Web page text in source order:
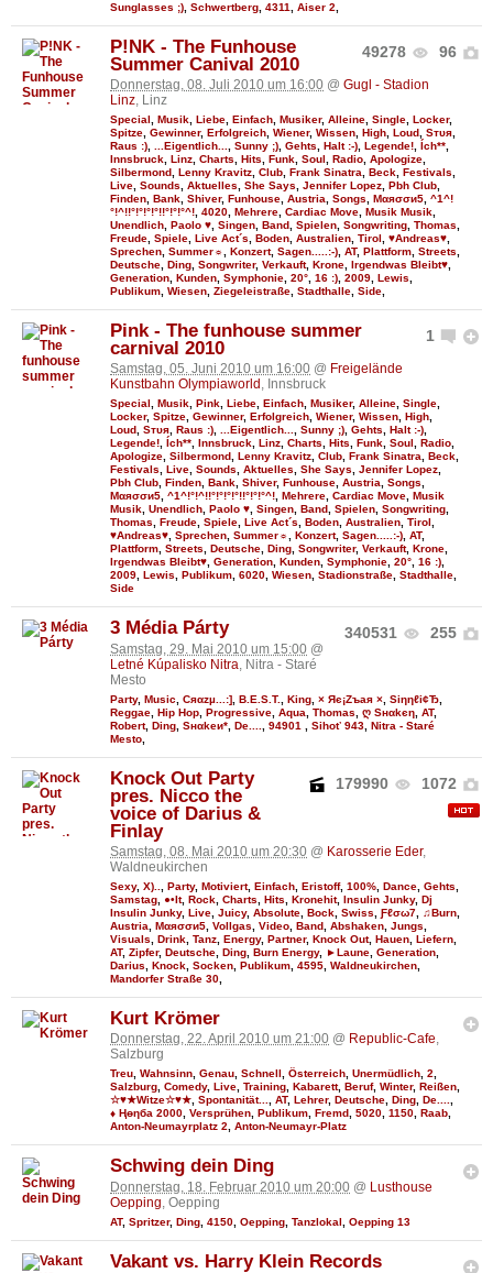
Sunglasses ;) Schwertberg 4311 Aiser 2
49278 96
P!NK - The Funhouse
Summer Canival 2010
Donnerstag, 08. Juli 2010 um 16:00 @ Gugl - Stadion
Linz, Linz
Special Musik Liebe Einfach Musiker, Alleine Single Locker,
Spitze Gewinner, Erfolgreich Wiener, Wissen High Loud Sтυя
Raus :)
...Eigentlich... Sunny ;) Gehts Halt :-) Legende! Ích**
Innsbruck Linz Charts Hits Funk Soul Radio Apologize
Silbermond Lenny Kravitz Club Frank Sinatra Beck Festivals
Live Sounds Aktuelles She Says Jennifer Lopez Pbh Club
Finden Bank Shiver, Funhouse Austria Songs Мαяσσи5 ^1^!
°!^!!°!°!°!°!!°!°!°^! 4020 Mehrere Cardiac Move Musik Musik
Unendlich Paolo ♥ Singen Band Spielen Songwriting Thomas
Freude Spiele Live Act´s Boden Australien Tirol ♥Andreas♥
Sprechen Summer☼ Konzert, Sagen.....:-) AT, Plattform Streets
Deutsche Ding Songwriter, Verkauft, Krone Irgendwas Bleibt♥
Generation Kunden Symphonie 20° 16 :) 2009 Lewis
Publikum Wiesen Ziegeleistraße Stadthalle Side
1
Pink - The funhouse summer
carnival 2010
Samstag, 05. Juni 2010 um 16:00 @ Freigelände
Kunstbahn Olympiaworld , Innsbruck
Special, Musik, Pink, Liebe, Einfach, Musiker, Alleine, Single,
Locker, Spitze, Gewinner, Erfolgreich, Wiener, Wissen, High,
Loud, Sтυя, Raus :), ...Eigentlich..., Sunny ;), Gehts, Halt :-),
Legende!, Ích**, Innsbruck, Linz, Charts, Hits, Funk, Soul, Radio,
Apologize, Silbermond, Lenny Kravitz, Club, Frank Sinatra, Beck,
Festivals, Live, Sounds, Aktuelles, She Says, Jennifer Lopez,
Pbh Club, Finden, Bank, Shiver, Funhouse, Austria, Songs,
Мαяσσи5, ^1^!°!^!!°!°!°!°!!°!°!°^!, Mehrere, Cardiac Move, Musik
Musik, Unendlich, Paolo ♥, Singen, Band, Spielen, Songwriting,
Thomas, Freude, Spiele, Live Act´s, Boden, Australien, Tirol,
♥Andreas♥, Sprechen, Summer☼, Konzert, Sagen.....:-), AT,
Plattform, Streets, Deutsche, Ding, Songwriter, Verkauft, Krone,
Irgendwas Bleibt♥, Generation, Kunden, Symphonie, 20°, 16 :),
2009, Lewis, Publikum, 6020, Wiesen, Stadionstraße, Stadthalle,
Side
340531 255
3 Média Párty
Samstag, 29. Mai 2010 um 15:00 @
Letné Kúpalisko Nitra , Nitra - Staré
Mesto
Party, Music Cяαzµ...:] B.E.S.T. King × Яє¡Zъaя × Siηηℓі¢Ђ
Reggae Hip Hop Progressive Aqua Thomas ღ Sнαkєη AT,
Robert, Ding Ѕнαkeи* De.... 94901 Sihoť 943 Nitra - Staré
Mesto
179990 1072
Knock Out Party
pres. Nicco the
voice of Darius &
Finlay
Samstag, 08. Mai 2010 um 20:30 @ Karosserie Eder,
Waldneukirchen
Sexy, X).. Party, Motiviert, Einfach Eristoff, 100% Dance Gehts
Samstag
●•It, Rock Charts Hits Kronehit, Insulin Junky, Dj
Insulin Junky, Live Juicy, Absolute Bock Swiss Ƒℓσω7 ♫Burn
Austria
Мαяσσи5 Vollgas Video Band Abshaken Jungs
Visuals
Drink Tanz Energy, Partner, Knock Out, Hauen Liefern
AT, Zipfer, Deutsche Ding Burn Energy, ►Laune Generation
Darius
Knock Socken Publikum 4595 Waldneukirchen
Mandorfer Straße 30
Kurt Krömer
Donnerstag, 22. April 2010 um 21:00 @ Republic-Cafe,
Salzburg
Treu, Wahnsinn, Genau, Schnell, Österreich, Unermüdlich, 2,
Salzburg, Comedy, Live, Training, Kabarett, Beruf, Winter, Reißen,
☆♥★Witze☆♥★, Spontanität..., AT, Lehrer, Deutsche, Ding, De....,
♦ Ңөηба 2000, Versprühen, Publikum, Fremd, 5020, 1150, Raab,
Anton-Neumayrplatz 2, Anton-Neumayr-Platz
Schwing dein Ding
Donnerstag, 18. Februar 2010 um 20:00 @ Lusthouse
Oepping , Oepping
AT, Spritzer, Ding 4150 Oepping Tanzlokal Oepping 13
Vakant vs. Harry Klein Records